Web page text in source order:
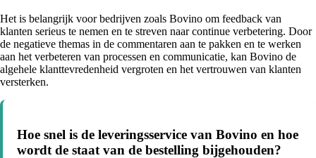
Het is belangrijk voor bedrijven zoals Bovino om feedback van
klanten serieus te nemen en te streven naar continue verbetering. Door
de negatieve themas in de commentaren aan te pakken en te werken
aan het verbeteren van processen en communicatie, kan Bovino de
algehele klanttevredenheid vergroten en het vertrouwen van klanten
versterken.
Hoe snel is de leveringsservice van Bovino en hoe
wordt de staat van de bestelling bijgehouden?